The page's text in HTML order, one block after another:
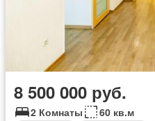
8 500 000 руб.
2 Комнаты
60 кв.м